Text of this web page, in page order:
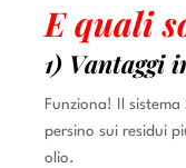
E quali
1) Vantaggi
Funziona! Il sistema
persino sui residui
olio.